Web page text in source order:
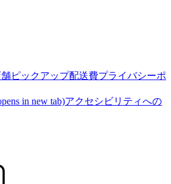
ピックアップ配送費プライバシーポ
in new tab)アクセシビリティへの